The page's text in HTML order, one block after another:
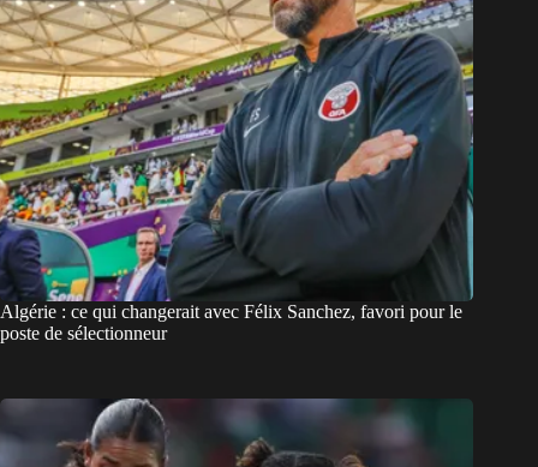
Algérie : ce qui changerait avec Félix Sanchez, favori pour le
poste de sélectionneur